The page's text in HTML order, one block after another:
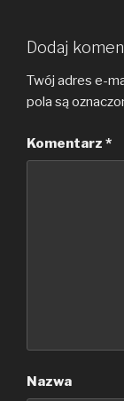
Dodaj
Twój adres e-
pola są
Komentarz *
Nazwa